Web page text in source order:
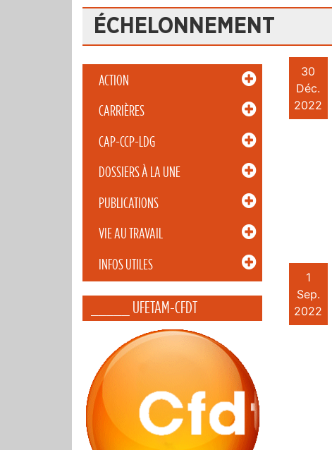
ÉCHELONNEMENT
ACTION
CARRIÈRES
CAP-CCP-LDG
DOSSIERS À LA UNE
PUBLICATIONS
VIE AU TRAVAIL
INFOS UTILES
_____ UFETAM-CFDT
30
Déc.
2022
1
Sep.
2022